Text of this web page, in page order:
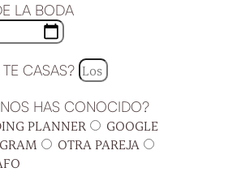
LA BODA
CASAS?
HAS CONOCIDO?
PLANNER
GOOGLE
OTRA PAREJA